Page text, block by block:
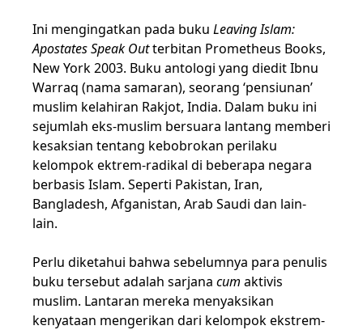
Ini mengingatkan pada buku Leaving Islam:
Apostates Speak Outterbitan Prometheus Books,
New York 2003. Buku antologi yang diedit Ibnu
Warraq (nama samaran), seorang ‘pensiunan’
muslim kelahiran Rakjot, India. Dalam buku ini
sejumlah eks-muslim bersuara lantang memberi
kesaksian tentang kebobrokan perilaku
kelompokektrem-radikal di beberapa negara
berbasis Islam. Seperti Pakistan, Iran,
Bangladesh, Afganistan, Arab Saudi dan lain-
lain.
Perlu diketahui bahwa sebelumnya para penulis
buku tersebut adalah sarjana cum aktivis
muslim. Lantaran mereka menyaksikan
kenyataan mengerikan dari kelompok ekstrem-